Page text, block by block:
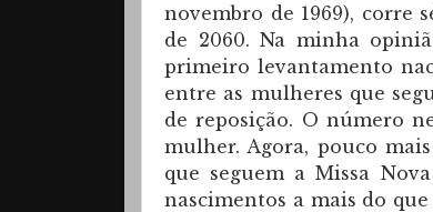
novembro de 1969), corre
de 2060. Na minha
primeiro levantamento
entre as mulheres que
de reposição. O número
mulher. Agora, pouco
que seguem a Missa
nascimentos a mais do